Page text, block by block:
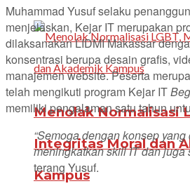
Menolak Normalisasi
Integritas Moral dan
Kampus
Muhammad Yusuf selaku
menjelaskan, Kejar IT merupakan
dilaksanakan LIDMI Makassar
konsentrasi berupa desain grafis,
manajemen website. Peserta
telah mengikuti program Kejar IT
memiliki pengalaman satu tahun
“Semoga dengan konsep
meningkatkan skill IT dan juga
terang Yusuf.